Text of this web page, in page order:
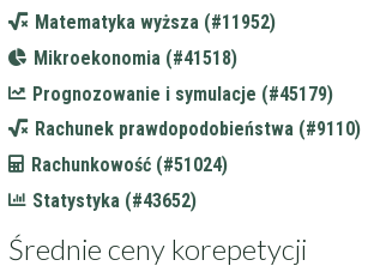
Matematyka wyższa (#11952)
Mikroekonomia (#41518)
Prognozowanie i symulacje (#45179)
Rachunek prawdopodobieństwa (#9110)
Rachunkowość (#51024)
Statystyka (#43652)
Średnie ceny korepetycji